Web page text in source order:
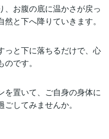
、お腹の底に温かさが戻っ
と下へ降りていきます。
っと下に落ちるだけで、心
です。
を置いて、ご自身の身体に
してみませんか。